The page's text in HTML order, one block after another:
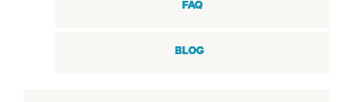
FAQ
BLOG